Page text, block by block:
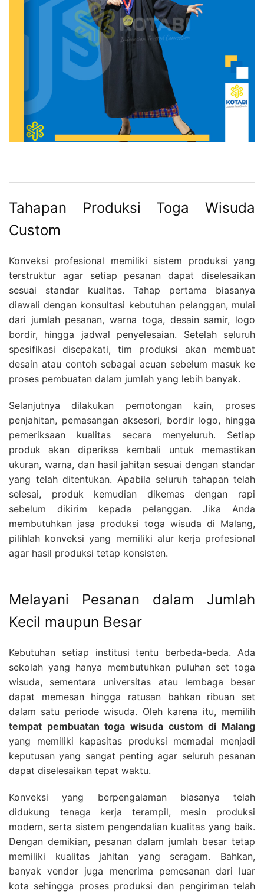
Tahapan Produksi Toga Wisuda
Custom
Konveksi profesional memiliki sistem produksi yang
terstruktur agar setiap pesanan dapat diselesaikan
sesuai standar kualitas. Tahap pertama biasanya
diawali dengan konsultasi kebutuhan pelanggan, mulai
dari jumlah pesanan, warna toga, desain samir, logo
bordir, hingga jadwal penyelesaian. Setelah seluruh
spesifikasi disepakati, tim produksi akan membuat
desain atau contoh sebagai acuan sebelum masuk ke
proses pembuatan dalam jumlah yang lebih banyak.
Selanjutnya dilakukan pemotongan kain, proses
penjahitan, pemasangan aksesori, bordir logo, hingga
pemeriksaan kualitas secara menyeluruh. Setiap
produk akan diperiksa kembali untuk memastikan
ukuran, warna, dan hasil jahitan sesuai dengan standar
yang telah ditentukan. Apabila seluruh tahapan telah
selesai, produk kemudian dikemas dengan rapi
sebelum dikirim kepada pelanggan. Jika Anda
membutuhkan jasa produksi toga wisuda di Malang,
pilihlah konveksi yang memiliki alur kerja profesional
agar hasil produksi tetap konsisten.
Melayani Pesanan dalam Jumlah
Kecil maupun Besar
Kebutuhan setiap institusi tentu berbeda-beda. Ada
sekolah yang hanya membutuhkan puluhan set toga
wisuda, sementara universitas atau lembaga besar
dapat memesan hingga ratusan bahkan ribuan set
dalam satu periode wisuda. Oleh karena itu, memilih
tempat pembuatan toga wisuda custom di Malang
yang memiliki kapasitas produksi memadai menjadi
keputusan yang sangat penting agar seluruh pesanan
dapat diselesaikan tepat waktu.
Konveksi yang berpengalaman biasanya telah
didukung tenaga kerja terampil, mesin produksi
modern, serta sistem pengendalian kualitas yang baik.
Dengan demikian, pesanan dalam jumlah besar tetap
memiliki kualitas jahitan yang seragam. Bahkan,
banyak vendor juga menerima pemesanan dari luar
kota sehingga proses produksi dan pengiriman telah